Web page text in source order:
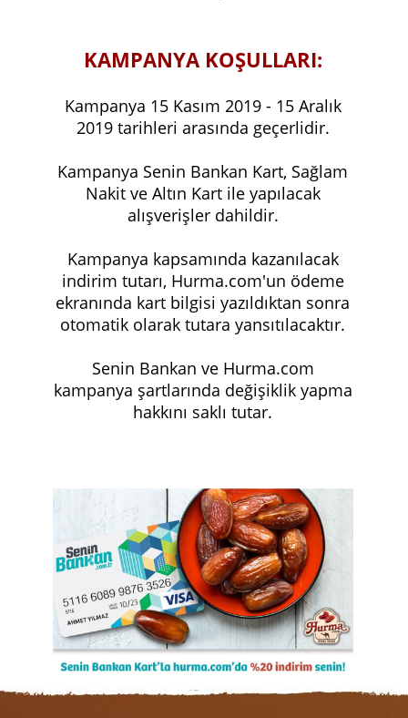
KAMPANYA KOŞULLARI:
Kampanya 15 Kasım 2019 - 15 Aralık
2019 tarihleri arasında geçerlidir.
Kampanya Senin Bankan Kart, Sağlam
Nakit ve Altın Kart ile yapılacak
alışverişler dahildir.
Kampanya kapsamında kazanılacak
indirim tutarı, Hurma.com'un ödeme
ekranında kart bilgisi yazıldıktan sonra
otomatik olarak tutara yansıtılacaktır.
Senin Bankan ve Hurma.com
kampanya şartlarında değişiklik yapma
hakkını saklı tutar.